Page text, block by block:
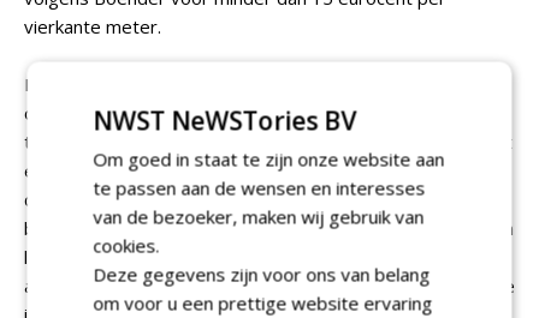
vierkante meter.
Het bedrijf heeft inmiddels flink wat ervaring met
onkruidbeheersing op beeldkwaliteit. Muilwijk pakt zijn
tablet erbij om de werkwijze te illustreren. 'Om zo efficiënt
en effectief mogelijk te zijn, werken wij altijd met een
combinatie van drie onkruidbestrijdingsmachines. De quad
beheert onkruid langs stoepjes, op half-verharde paden en
langs lantaarnpalen. De handunit met heet water is voor
alles daaromheen. De grote heetwatermachines zetten we
NWST NeWSTories BV
Om goed in staat te zijn onze website aan
te passen aan de wensen en interesses
van de bezoeker, maken wij gebruik van
cookies.
Deze gegevens zijn voor ons van belang
om voor u een prettige website ervaring